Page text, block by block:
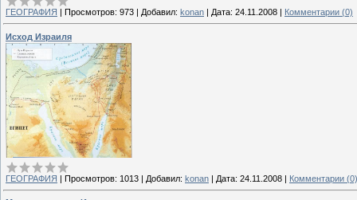
ГЕОГРАФИЯ Просмотров: 973 Добавил: konan Дата: 24.11.2008 Комментарии (0)
Исход Израиля
ГЕОГРАФИЯ | Просмотров: 1013 | Добавил: konan | Дата: 24.11.2008 | Комментарии (0)